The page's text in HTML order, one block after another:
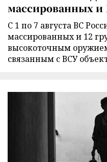
массированных и
С 1 по 7 августа ВС
массированных и 12
высокоточным
связанным с ВСУ